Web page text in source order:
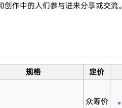
作中的人们参与进来分享或交流。
规格 定价
众筹价